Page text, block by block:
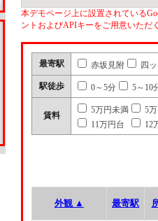
本デモページ上に設置されている
ントおよびAPIキーをご用意いただ
最寄駅 赤坂見附 四
駅徒歩 0～5分 5～10
賃料
5万円未満
5
11万円台
12
外観 ▲ 最寄駅